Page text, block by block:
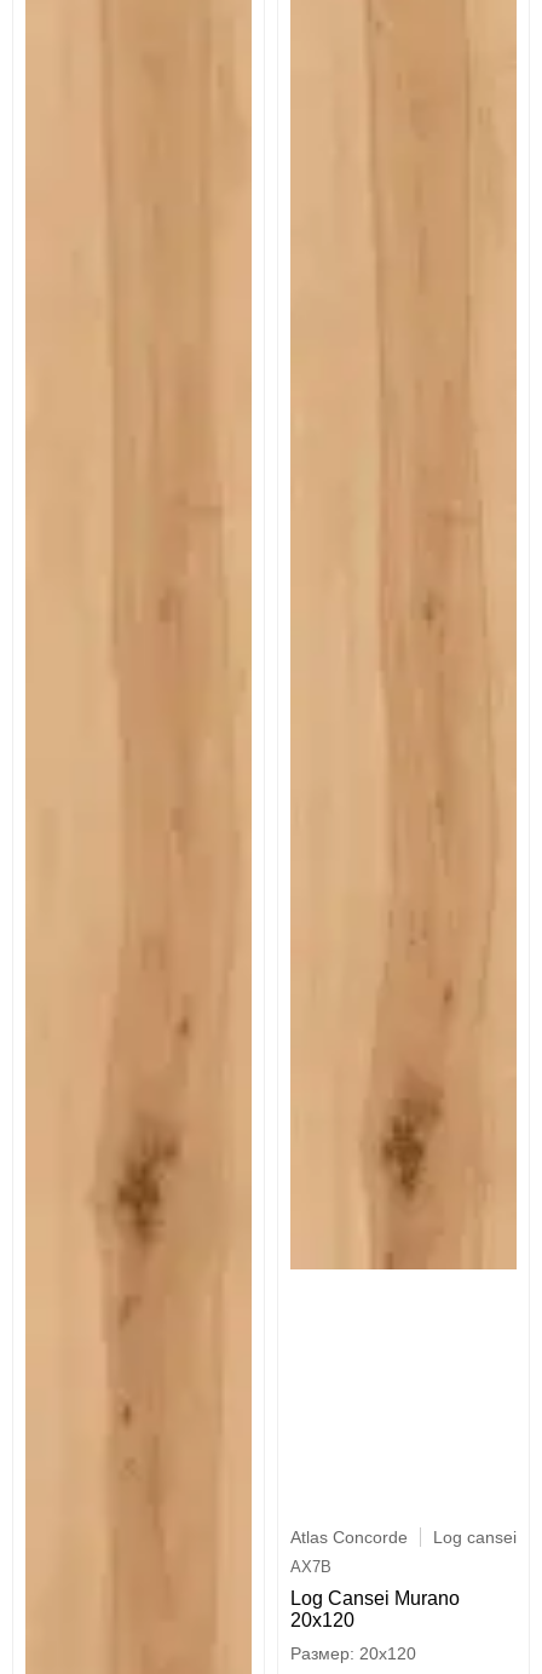
Atlas Concorde Log cansei
AX7B
Log Cansei Murano
20x120
20x120